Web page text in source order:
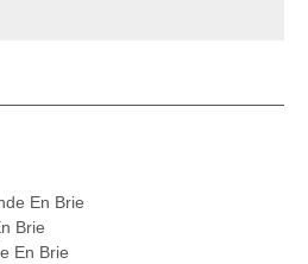
En Brie
Brie
En Brie